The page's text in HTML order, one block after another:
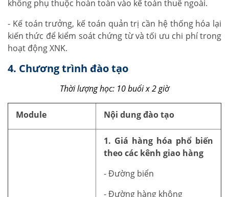
không phụ thuộc hoàn toàn vào kế toán thuê ngoài.
- Kế toán trưởng, kế toán quản trị cần hệ thống hóa lại
kiến thức để kiểm soát chứng từ và tối ưu chi phí trong
hoạt động XNK.
4. Chương trình đào tạo
Thời lượng học: 10 buổi x 2 giờ
Module Nội dung đào tạo
1. Giá hàng hóa phổ biến
theo các kênh giao hàng
- Đường biển
- Đường hàng không